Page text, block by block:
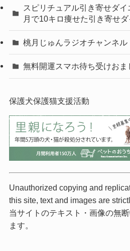
スピリチュアル引き寄せダ
月で10キロ痩せた引き寄せ
桃月じゅんラジオチャンネル
無料開運スマホ待ち受けおま
保護犬保護猫支援活動
Unauthorized copying and
this site, text and images are
当サイトのテキスト・画像の無
ます。